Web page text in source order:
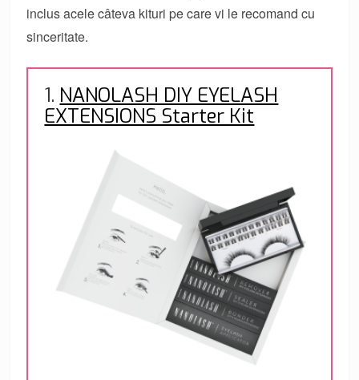
inclus acele câteva kituri pe care vi le recomand cu
sinceritate.
1. NANOLASH DIY EYELASH
EXTENSIONS Starter Kit